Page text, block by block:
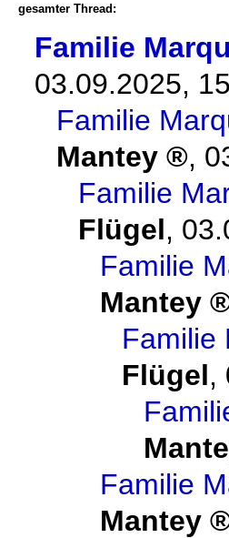
gesamter Thread:
Familie
03.09.2025,
Familie
Mantey
,
Familie
Flügel,
Familie
Mantey
Familie
Flügel,
Familie
Mantey